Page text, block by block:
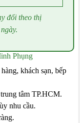
đổi theo thị
Phụng
khách sạn, bếp
tâm TP.HCM.
nhu cầu.